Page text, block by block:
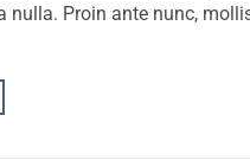
nulla. Proin ante nunc,